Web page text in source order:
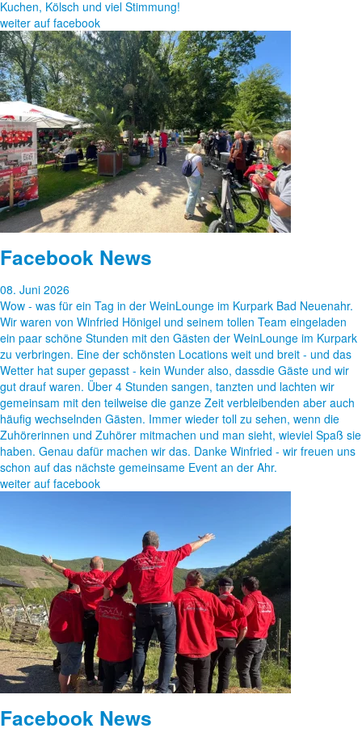
Kuchen, Kölsch und viel Stimmung!
weiter auf facebook
Facebook News
08. Juni 2026
Wow - was für ein Tag in der WeinLounge im Kurpark Bad Neuenahr.
Wir waren von Winfried Hönigel und seinem tollen Team eingeladen
ein paar schöne Stunden mit den Gästen der WeinLounge im Kurpark
zu verbringen. Eine der schönsten Locations weit und breit - und das
Wetter hat super gepasst - kein Wunder also, dassdie Gäste und wir
gut drauf waren. Über 4 Stunden sangen, tanzten und lachten wir
gemeinsam mit den teilweise die ganze Zeit verbleibenden aber auch
häufig wechselnden Gästen. Immer wieder toll zu sehen, wenn die
Zuhörerinnen und Zuhörer mitmachen und man sieht, wieviel Spaß sie
haben. Genau dafür machen wir das. Danke Winfried - wir freuen uns
schon auf das nächste gemeinsame Event an der Ahr.
weiter auf facebook
Facebook News